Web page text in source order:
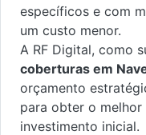
específicos e com
um custo menor.
A RF Digital, como
coberturas em
orçamento
para obter o
investimento inicial.